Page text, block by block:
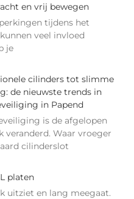
en vrij bewegen
tijdens het
veel invloed
je
cilinders tot slimme
de nieuwste trends in
in Papend
is de afgelopen
veranderd. Waar vroeger
cilinderslot
platen
uitziet en lang meegaat.